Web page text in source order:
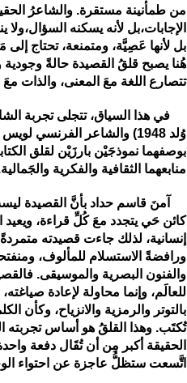
من طمأنينة مستقرة. والشاعرُ
الإجابات،بل لأنه يسكنه
بل لأنها عَصِيَّة، ومتمنعة، تحتاج
هُنا يصبح قلقُ القصيدة حالةً
تتصارع اللغة معَ المعنى، والذات معَ
في هذا السياق، تتجلى تجربة
بوصفهما نموذجَيْن بارزَيْن لقلق
منابعهما الثقافية والفكرية
آمنَ قاسم حداد بأنَّ القصيدة ليست
كائن حَي يتجدد معَ كُلِّ قراءة،
إنسانية، لذلك جاءت قصيدته
ورافضةً الاستسلام للمألوف،
والفنون البصرية والموسيقى.
للعالَم، وإنما محاولة لإعادة
بالتوتر والرمزية والانزياح، وكأن
تُكتَب. وهذا القلقُ هو أساس تجربته
الحقيقة أكبر مِن أن تُقَال دفعة
اتَّسعت ستظلُّ عاجزة عن احتواء